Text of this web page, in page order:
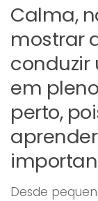
Calma,
mostrar
conduzir
em
perto,
Desde